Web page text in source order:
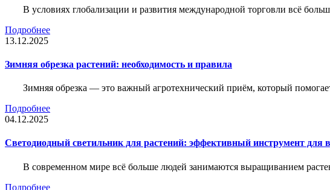
В условиях глобализации и развития международной торговли всё
Подробнее
13.12.2025
Зимняя обрезка растений: необходимость и правила
Зимняя обрезка — это важный агротехнический приём, который
Подробнее
04.12.2025
Светодиодный светильник для растений: эффективный инструмент
В современном мире всё больше людей занимаются выращиванием
Подробнее